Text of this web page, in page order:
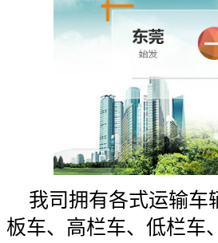
我司拥有各式运输车
板车、高栏车、低栏车